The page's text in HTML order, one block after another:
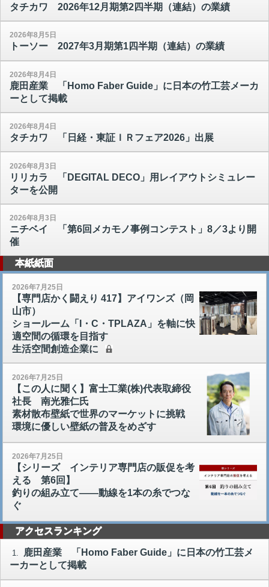
タチカワ 2026年12月期第2四半期（連結）の業績
2026年8月5日
トーソー 2027年3月期第1四半期（連結）の業績
2026年8月4日
鹿田産業 「Homo Faber Guide」に日本の竹工芸メーカ
ーとして掲載
2026年8月4日
タチカワ 「日経・東証ＩＲフェア2026」出展
2026年8月3日
リリカラ 「DEGITAL DECO」用レイアウトシミュレー
ターを公開
2026年8月3日
ニチベイ 「第6回メカモノ事例コンテスト」8／3より開
催
本紙紙面
2026年7月25日
【専門店かく闘えり 417】アイワンズ（岡
山市）
ショールーム「I・C・TPLAZA」を軸に快
適空間の循環を目指す
生活空間創造企業に
2026年7月25日
【この人に聞く】富士工業(株)代表取締役
社長 南光雅仁氏
素材散布壁紙で世界のマーケットに挑戦
環境に優しい壁紙の普及をめざす
2026年7月25日
【シリーズ インテリア専門店の販促を考
える 第6回】
釣りの組み立て――動線を1本の糸でつな
ぐ
アクセスランキング
1.
鹿田産業 「Homo Faber Guide」に日本の竹工芸メ
ーカーとして掲載